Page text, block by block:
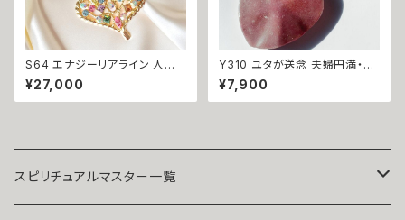
S64 エナジーリアライン 人間
関係と運の流れを整える 人から
もお金からも愛されたい 開運
マルチカラー オープンハート ス
ンディピティ 魔術師 強力 出会
結婚 魔術 アクセサリー お守り
縁結び 白魔術 人気 モテる パワ
¥27,000
Y310 ユタが送念 夫婦円満・家
族を守る 愛と絆を結ぶ てぃだ
のくくる珠 ハート ジャスパー チ
ャーム 天然石 お守り 守護守り
直り 縁結び 海 沖縄 玉城 ユタ
¥7,900
スピリチュアルマスター一覧